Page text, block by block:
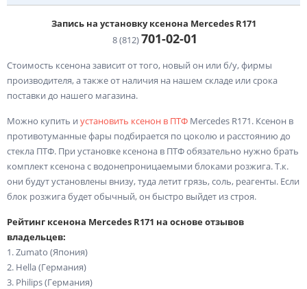
Запись на установку ксенона Mercedes R171
8 (812)701-02-01
Стоимость ксенона зависит от того, новый он или б/у, фирмы
производителя, а также от наличия на нашем складе или срока
поставки до нашего магазина.
Можно купить и установить ксенон в ПТФ Mercedes R171. Ксенон в
противотуманные фары подбирается по цоколю и расстоянию до
стекла ПТФ. При установке ксенона в ПТФ обязательно нужно брать
комплект ксенона с водонепроницаемыми блоками розжига. Т.к.
они будут установлены внизу, туда летит грязь, соль, реагенты. Если
блок розжига будет обычный, он быстро выйдет из строя.
Рейтинг ксенона Mercedes R171 на основе отзывов
владельцев:
1. Zumato (Япония)
2. Hella (Германия)
3. Philips (Германия)